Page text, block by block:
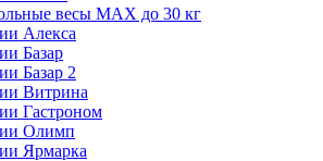
весы MAX до 30 кг
Алекса
Базар
Базар 2
Витрина
Гастроном
Олимп
Ярмарка